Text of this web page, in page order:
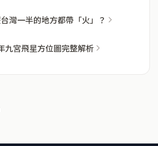
灣一半的地方都帶「火」？
九宮飛星方位圖完整解析